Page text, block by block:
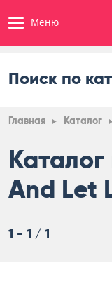
Меню
Поиск по
Главная Каталог
And Let
1 - 1 / 1